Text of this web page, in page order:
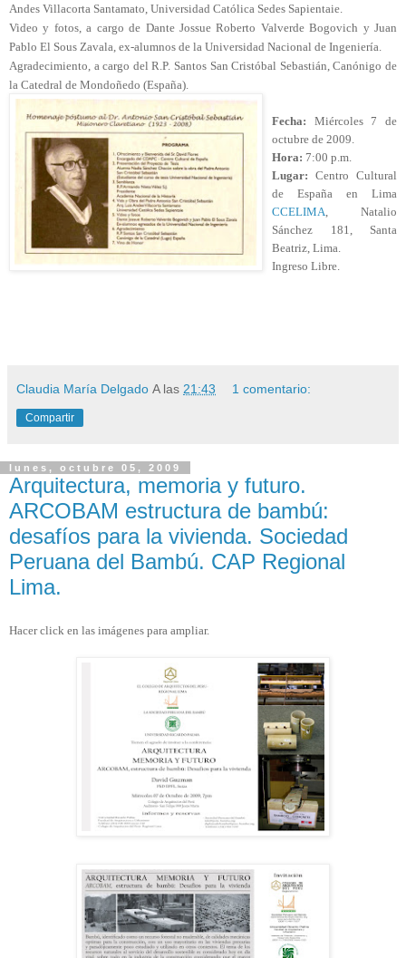
Andes Villacorta Santamato, Universidad Católica Sedes Sapientaie.
Video y fotos, a cargo de Dante Jossue Roberto Valverde Bogovich y Juan
Pablo El Sous Zavala, ex-alumnos de la Universidad Nacional de Ingeniería.
Agradecimiento, a cargo del R.P. Santos San Cristóbal Sebastián, Canónigo de
la Catedral de Mondoñedo (España).
Fecha: Miércoles 7 de
octubre de 2009.
Hora: 7:00 p.m.
Lugar: Centro Cultural
de España en Lima
CCELIMA , Natalio
Sánchez 181, Santa
Beatriz, Lima.
Ingreso Libre.
Claudia María Delgado A las 21:43 1 comentario:
Compartir
lunes, octubre 05, 2009
Arquitectura, memoria y futuro.
ARCOBAM estructura de bambú:
desafíos para la vivienda. Sociedad
Peruana del Bambú. CAP Regional
Lima.
Hacer click en las imágenes para ampliar.